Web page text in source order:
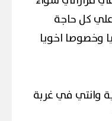
كل حاجة
وخصوصا اخويا
وانتي في غربة